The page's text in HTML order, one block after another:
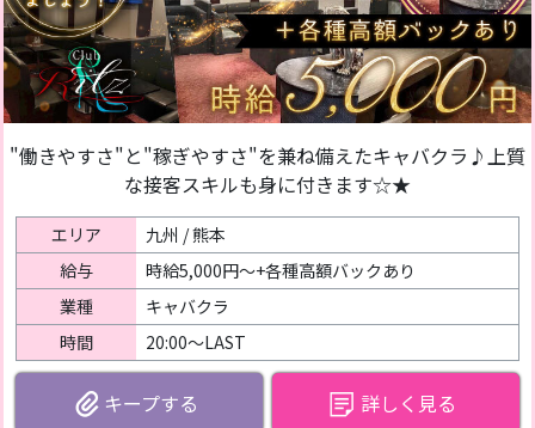
"働きやすさ"と"稼ぎやすさ"を兼ね備えたキャバクラ♪上質
な接客スキルも身に付きます☆★
エリア
九州 / 熊本
給与
時給5,000円～+各種高額バックあり
業種
キャバクラ
時間
20:00〜LAST
詳しく見る